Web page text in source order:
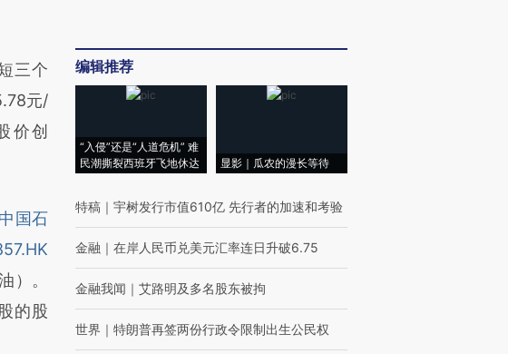
结而
表财
致比
三个
元/
价创
中国石
）。
的股
编辑推荐
“入侵”还是“人道危机” 难
民潮撕裂西班牙飞地休达
显影｜瓜农的漫长等待
特稿 ｜ 宇树发行市值610亿 先行者的加速和考验
金融 ｜ 在岸人民币兑美元汇率连日升破6.75
金融我闻 ｜ 艾路明及多名股东被拘
世界 ｜ 特朗普再签两份行政令限制出生公民权